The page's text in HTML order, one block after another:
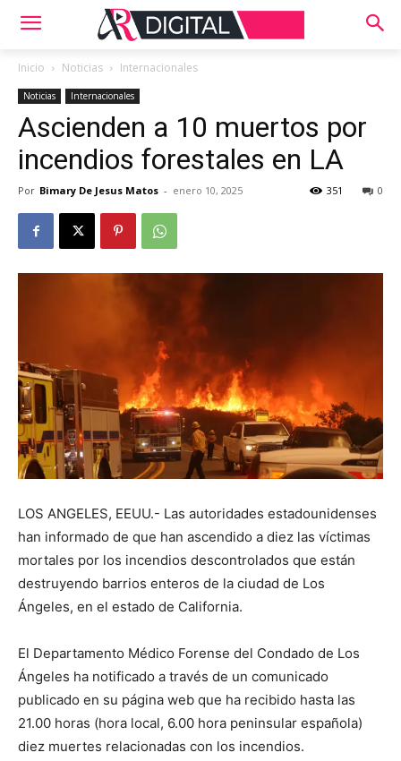
Inicio Noticias Internacionales
Noticias Internacionales
Ascienden a 10 muertos por
incendios forestales en LA
Por Bimary De Jesus Matos - enero 10, 2025 0
351
LOS ANGELES, EEUU.- Las autoridades estadounidenses
han informado de que han ascendido a diez las víctimas
mortales por los incendios descontrolados que están
destruyendo barrios enteros de la ciudad de Los
Ángeles, en el estado de California.
El Departamento Médico Forense del Condado de Los
Ángeles ha notificado a través de un comunicado
publicado en su página web que ha recibido hasta las
21.00 horas (hora local, 6.00 hora peninsular española)
diez muertes relacionadas con los incendios.